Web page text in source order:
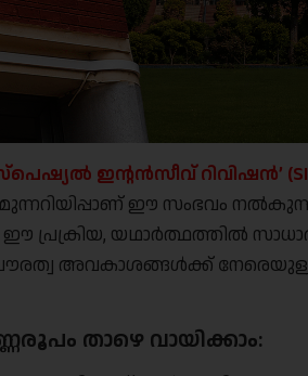
ഇൻ്റൻസീവ് റിവിഷൻ’
ഈ സംഭവം നൽകുന്നത്.
ഈ പ്രക്രിയ, യഥാർത്ഥത്തിൽ
പൗരത്വ അവകാശങ്ങൾക്ക്
താഴെ വായിക്കാം: